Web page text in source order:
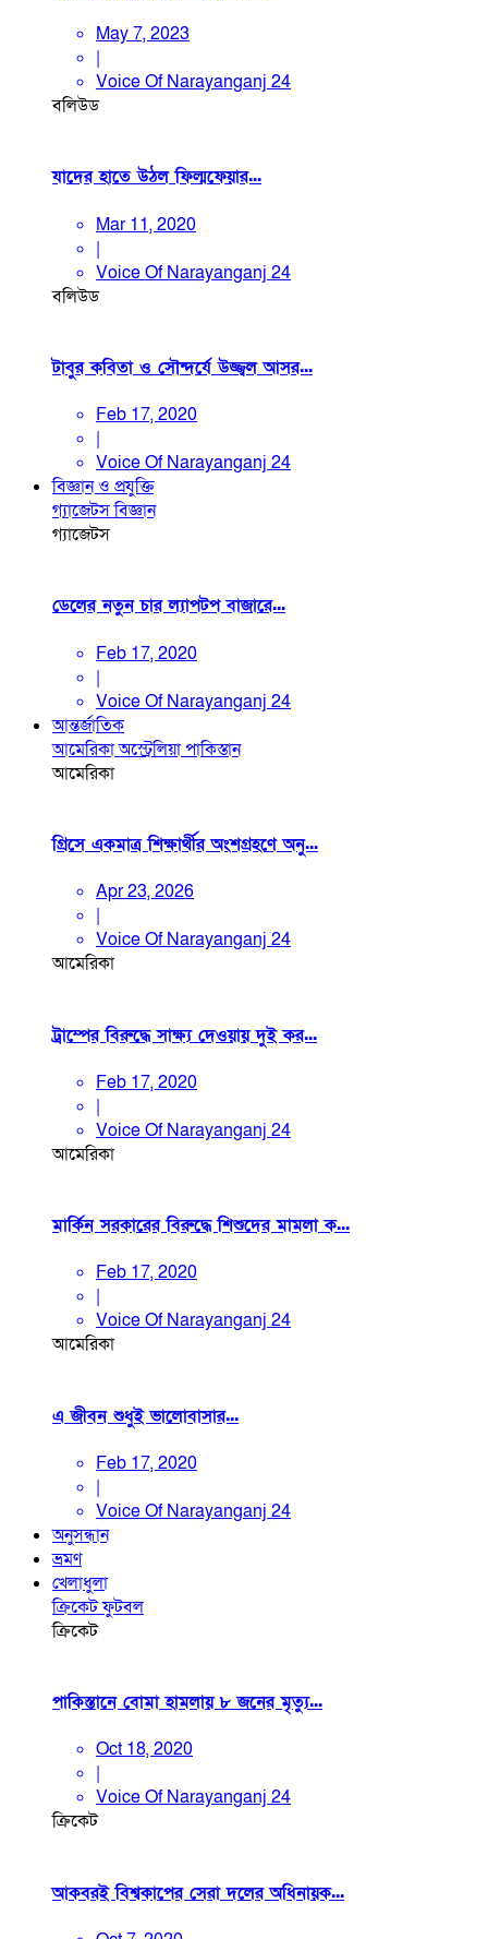
May 7, 2023
|
Voice Of Narayanganj 24
বলিউড
যাদের হাতে উঠল ফিল্মফেয়ার...
Mar 11, 2020
|
Voice Of Narayanganj 24
বলিউড
টাবুর কবিতা ও সৌন্দর্যে উজ্জ্বল আসর...
Feb 17, 2020
|
Voice Of Narayanganj 24
বিজ্ঞান ও প্রযুক্তি
গ্যাজেটসবিজ্ঞান
গ্যাজেটস
ডেলের নতুন চার ল্যাপটপ বাজারে...
Feb 17, 2020
|
Voice Of Narayanganj 24
আন্তর্জাতিক
আমেরিকাঅস্ট্রেলিয়াপাকিস্তান
আমেরিকা
গ্রিসে একমাত্র শিক্ষার্থীর অংশগ্রহণে অনু...
Apr 23, 2026
|
Voice Of Narayanganj 24
আমেরিকা
ট্রাম্পের বিরুদ্ধে সাক্ষ্য দেওয়ায় দুই কর...
Feb 17, 2020
|
Voice Of Narayanganj 24
আমেরিকা
মার্কিন সরকারের বিরুদ্ধে শিশুদের মামলা ক...
Feb 17, 2020
|
Voice Of Narayanganj 24
আমেরিকা
এ জীবন শুধুই ভালোবাসার...
Feb 17, 2020
|
Voice Of Narayanganj 24
অনুসন্ধান
ভ্রমণ
খেলাধুলা
ক্রিকেটফুটবল
ক্রিকেট
পাকিস্তানে বোমা হামলায় ৮ জনের মৃত্যু...
Oct 18, 2020
|
Voice Of Narayanganj 24
ক্রিকেট
আকবরই বিশ্বকাপের সেরা দলের অধিনায়ক...